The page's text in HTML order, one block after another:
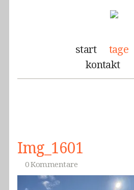
start tage
kontakt
Img_1601
0 Kommentare